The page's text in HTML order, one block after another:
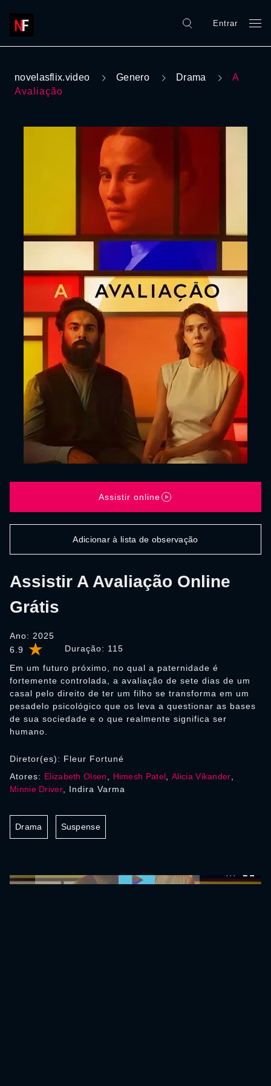
Entrar
novelasflix.video Genero Drama
A
Avaliação
6.9 Duração: 115
Assistir A Avaliação Online
Grátis
Ano: 2025
Em um futuro próximo, no qual a paternidade é
fortemente controlada, a avaliação de sete dias de um
casal pelo direito de ter um filho se transforma em um
pesadelo psicológico que os leva a questionar as bases
de sua sociedade e o que realmente significa ser
humano.
Assistir online
Adicionar à lista de observação
Diretor(es): Fleur Fortuné
Atores: Elizabeth Olsen Himesh Patel ,Alicia Vikander
Minnie Driver, Indira Varma
Drama Suspense